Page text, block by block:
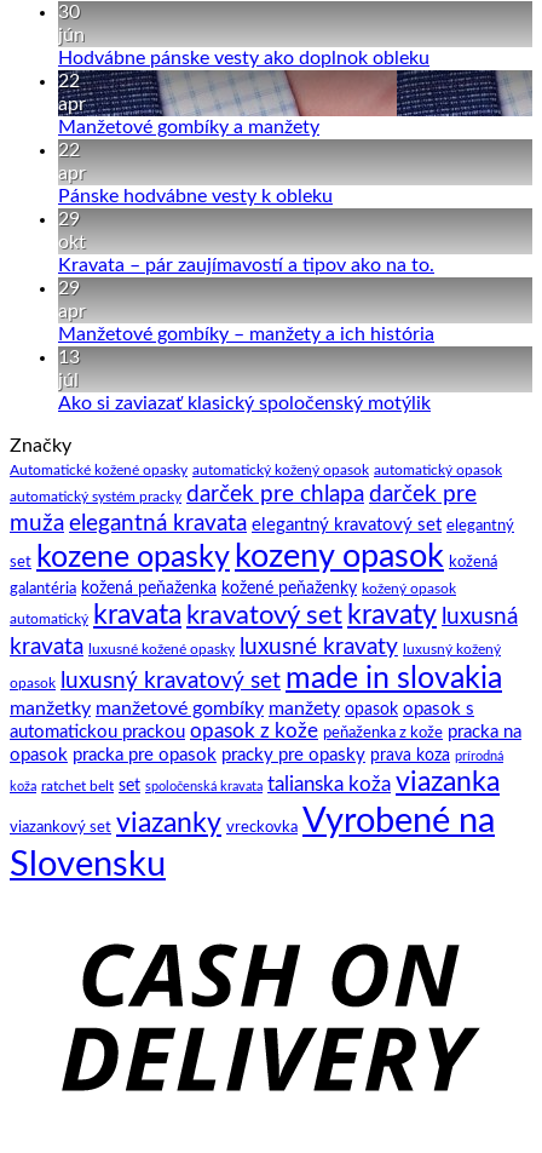
–
Chirurgické
rúška,
respirátory
Spoločenské
pánske
kravaty
a
motýliky
30
jún
Hodvábne pánske vesty ako doplnok obleku
komentáre
na
22
apr
Manžetové gombíky a manžetyŽiadne
Manžetové
manžety
22
apr
Pánske hodvábne vesty k obleku
Pánske
k
29
okt
Kravata – pár zaujímavostí a tipov ako na to.
Kravata
ako
na
to.
29
apr
Manžetové gombíky – manžety a ich história
manžety
a
ich
história
13
júl
Ako si zaviazať klasický spoločenský motýlikŽiadne
Ako
si
zaviazať
klasický
spoločenský
motýlik
Značky
Automatické kožené opasky automatický kožený opasok automatický opasok
automatický systém pracky darček pre chlapa darček pre
muža elegantná kravata elegantný kravatový set elegantný
set kozene opasky kozeny opasok kožená
galantéria kožená peňaženka kožené peňaženky kožený opasok
automatický kravata kravatový set kravaty luxusná
kravata luxusné kožené opasky luxusné kravaty luxusný kožený
opasok luxusný kravatový set made in slovakia
manžetky manžetové gombíky manžety opasok opasok s
automatickou prackou opasok z kože peňaženka z kože pracka na
opasok pracka pre opasok pracky pre opasky prava koza prírodná
koža ratchet belt set spoločenská kravata talianska koža viazanka
viazankový set viazanky vreckovka Vyrobené na
Slovensku